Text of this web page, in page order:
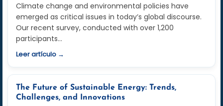
Climate change and environmental policies have
emerged as critical issues in today’s global discourse.
Our recent survey, conducted with over 1,200
participants…
Leer artículo →
The Future of Sustainable Energy: Trends,
Challenges, and Innovations